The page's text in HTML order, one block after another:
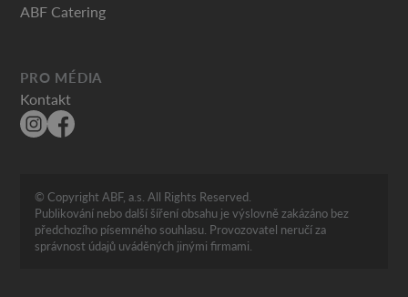
ABF Catering
PRO MÉDIA
Kontakt
© Copyright ABF, a.s. All Rights Reserved.
Publikování nebo další šíření obsahu je výslovně zakázáno bez
předchozího písemného souhlasu. Provozovatel neručí za
správnost údajů uváděných jinými firmami.